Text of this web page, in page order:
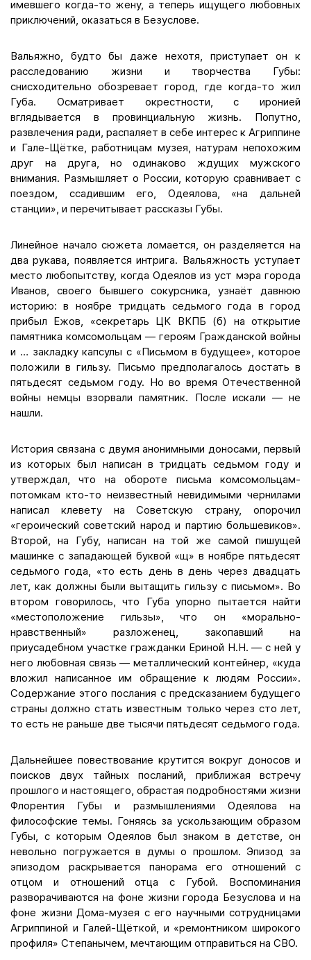
имевшего когда-то жену, а теперь ищущего любовных
приключений, оказаться в Безуслове.
Вальяжно, будто бы даже нехотя, приступает он к
расследованию жизни и творчества Губы:
снисходительно обозревает город, где когда-то жил
Губа. Осматривает окрестности, с иронией
вглядывается в провинциальную жизнь. Попутно,
развлечения ради, распаляет в себе интерес к Агриппине
и Гале-Щётке, работницам музея, натурам непохожим
друг на друга, но одинаково ждущих мужского
внимания. Размышляет о России, которую сравнивает с
поездом, ссадившим его, Одеялова, «на дальней
станции», и перечитывает рассказы Губы.
Линейное начало сюжета ломается, он разделяется на
два рукава, появляется интрига. Вальяжность уступает
место любопытству, когда Одеялов из уст мэра города
Иванов, своего бывшего сокурсника, узнаёт давнюю
историю: в ноябре тридцать седьмого года в город
прибыл Ежов, «секретарь ЦК ВКПБ (б) на открытие
памятника комсомольцам — героям Гражданской войны
и … закладку капсулы с «Письмом в будущее», которое
положили в гильзу. Письмо предполагалось достать в
пятьдесят седьмом году. Но во время Отечественной
войны немцы взорвали памятник. После искали — не
нашли.
История связана с двумя анонимными доносами, первый
из которых был написан в тридцать седьмом году и
утверждал, что на обороте письма комсомольцам-
потомкам кто-то неизвестный невидимыми чернилами
написал клевету на Советскую страну, опорочил
«героический советский народ и партию большевиков».
Второй, на Губу, написан на той же самой пишущей
машинке с западающей буквой «щ» в ноябре пятьдесят
седьмого года, «то есть день в день через двадцать
лет, как должны были вытащить гильзу с письмом». Во
втором говорилось, что Губа упорно пытается найти
«местоположение гильзы», что он «морально-
нравственный» разложенец, закопавший на
приусадебном участке гражданки Ериной Н.Н. — с ней у
него любовная связь — металлический контейнер, «куда
вложил написанное им обращение к людям России».
Содержание этого послания с предсказанием будущего
страны должно стать известным только через сто лет,
то есть не раньше две тысячи пятьдесят седьмого года.
Дальнейшее повествование крутится вокруг доносов и
поисков двух тайных посланий, приближая встречу
прошлого и настоящего, обрастая подробностями жизни
Флорентия Губы и размышлениями Одеялова на
философские темы. Гоняясь за ускользающим образом
Губы, с которым Одеялов был знаком в детстве, он
невольно погружается в думы о прошлом. Эпизод за
эпизодом раскрывается панорама его отношений с
отцом и отношений отца с Губой. Воспоминания
разворачиваются на фоне жизни города Безуслова и на
фоне жизни Дома-музея с его научными сотрудницами
Агриппиной и Галей-Щёткой, и «ремонтником широкого
профиля» Степанычем, мечтающим отправиться на СВО.